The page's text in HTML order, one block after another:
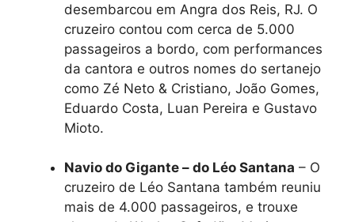
desembarcou em Angra dos Reis, RJ. O
cruzeiro contou com cerca de 5.000
passageiros a bordo, com performances
da cantora e outros nomes do sertanejo
como Zé Neto & Cristiano, João Gomes,
Eduardo Costa, Luan Pereira e Gustavo
Mioto.
Navio do Gigante – do Léo Santana – O
cruzeiro de Léo Santana também reuniu
mais de 4.000 passageiros, e trouxe